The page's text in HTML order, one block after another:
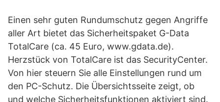
Einen sehr guten Rundumschutz gegen Angriffe
aller Art bietet das Sicherheitspaket G-Data
TotalCare (ca. 45 Euro, www.gdata.de).
Herzstück von TotalCare ist das SecurityCenter.
Von hier steuern Sie alle Einstellungen rund um
den PC-Schutz. Die Übersichtsseite zeigt, ob
und welche Sicherheitsfunktionen aktiviert sind.